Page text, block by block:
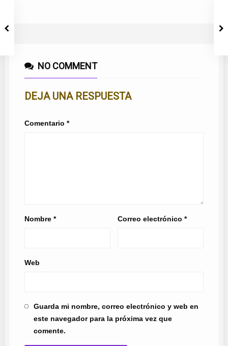
NO COMMENT
DEJA UNA RESPUESTA
Comentario *
Nombre * Correo electrónico*
Web
Guarda mi nombre, correo electrónico y web en
este navegador para la próxima vez que
comente.